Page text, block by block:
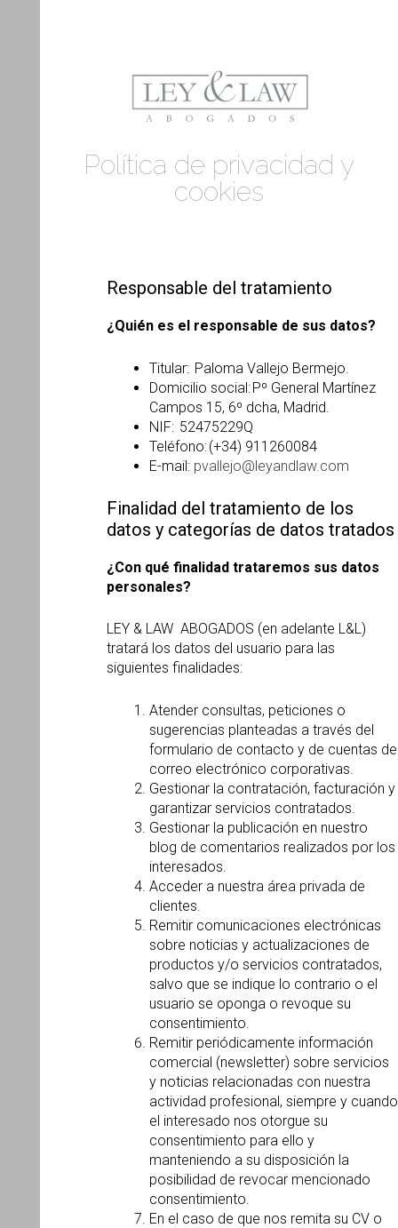
Política de privacidad y
cookies
Responsable del tratamiento
¿Quién es el responsable de sus datos?
Titular: Paloma Vallejo Bermejo.
Domicilio social: Pº General Martínez
Campos 15, 6º dcha, Madrid.
NIF: 52475229Q
Teléfono: (+34) 911260084
E-mail: pvallejo@leyandlaw.com
Finalidad del tratamiento de los
datos y categorías de datos tratados
¿Con qué finalidad trataremos sus datos
personales?
LEY & LAW ABOGADOS (en adelante L&L)
tratará los datos del usuario para las
siguientes finalidades:
Atender consultas, peticiones o
sugerencias planteadas a través del
formulario de contacto y de cuentas de
correo electrónico corporativas.
Gestionar la contratación, facturación y
garantizar servicios contratados.
Gestionar la publicación en nuestro
blog de comentarios realizados por los
interesados.
Acceder a nuestra área privada de
clientes.
Remitir comunicaciones electrónicas
sobre noticias y actualizaciones de
productos y/o servicios contratados,
salvo que se indique lo contrario o el
usuario se oponga o revoque su
consentimiento.
Remitir periódicamente información
comercial (newsletter) sobre servicios
y noticias relacionadas con nuestra
actividad profesional, siempre y cuando
el interesado nos otorgue su
consentimiento para ello y
manteniendo a su disposición la
posibilidad de revocar mencionado
consentimiento.
En el caso de que nos remita su CV o